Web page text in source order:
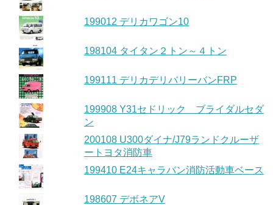
199012 デリカワゴン10
198104 タイタン２トン～４トン
199111 デリカデリバリーバンFRP
199908 Y31セドリック ブライダルセダ
ン
200108 U300ダイナ/J79ランドクルーザ
ートヨタ消防車
199410 E24キャラバン消防活動車ベース
198607 デボネアV